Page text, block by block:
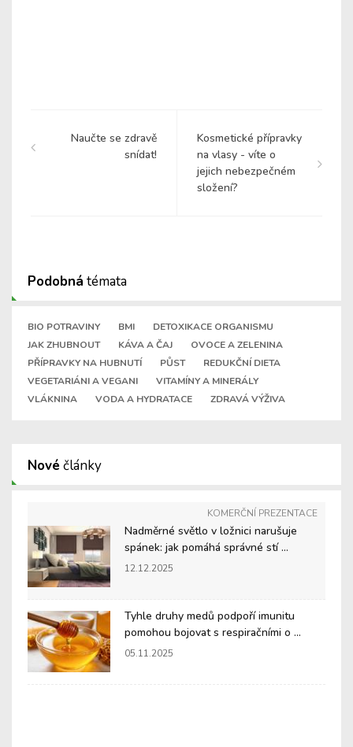
Naučte se zdravě
snídat!
Kosmetické přípravky
na vlasy - víte o
jejich nebezpečném
složení?
Podobná témata
BIO POTRAVINY BMI
DETOXIKACE ORGANISMU
JAK ZHUBNOUT
KÁVA A ČAJ
OVOCE A ZELENINA
PŘÍPRAVKY NA HUBNUTÍ
PŮST
REDUKČNÍ DIETA
VEGETARIÁNI A VEGANI
VITAMÍNY A MINERÁLY
VLÁKNINA
VODA A HYDRATACE ZDRAVÁ VÝŽIVA
Nové články
KOMERČNÍ PREZENTACE
Nadměrné světlo v ložnici narušuje
spánek: jak pomáhá správné stí ...
12.12.2025
Tyhle druhy medů podpoří imunitu
pomohou bojovat s respiračními o ...
05.11.2025